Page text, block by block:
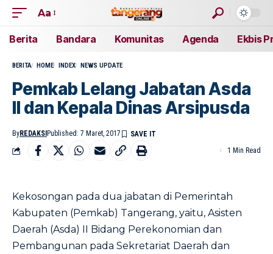
Aa
Berita Bandara Komunitas Agenda Ekbis
BERITA HOME INDEX NEWS UPDATE
Pemkab Lelang Jabatan Asda
II dan Kepala Dinas Arsipusda
ByREDAKSI Published: 7 Maret, 2017
1 Min Read
Kekosongan pada dua jabatan di Pemerintah
Kabupaten (Pemkab) Tangerang, yaitu, Asisten
Daerah (Asda) II Bidang Perekonomian dan
Pembangunan pada Sekretariat Daerah dan